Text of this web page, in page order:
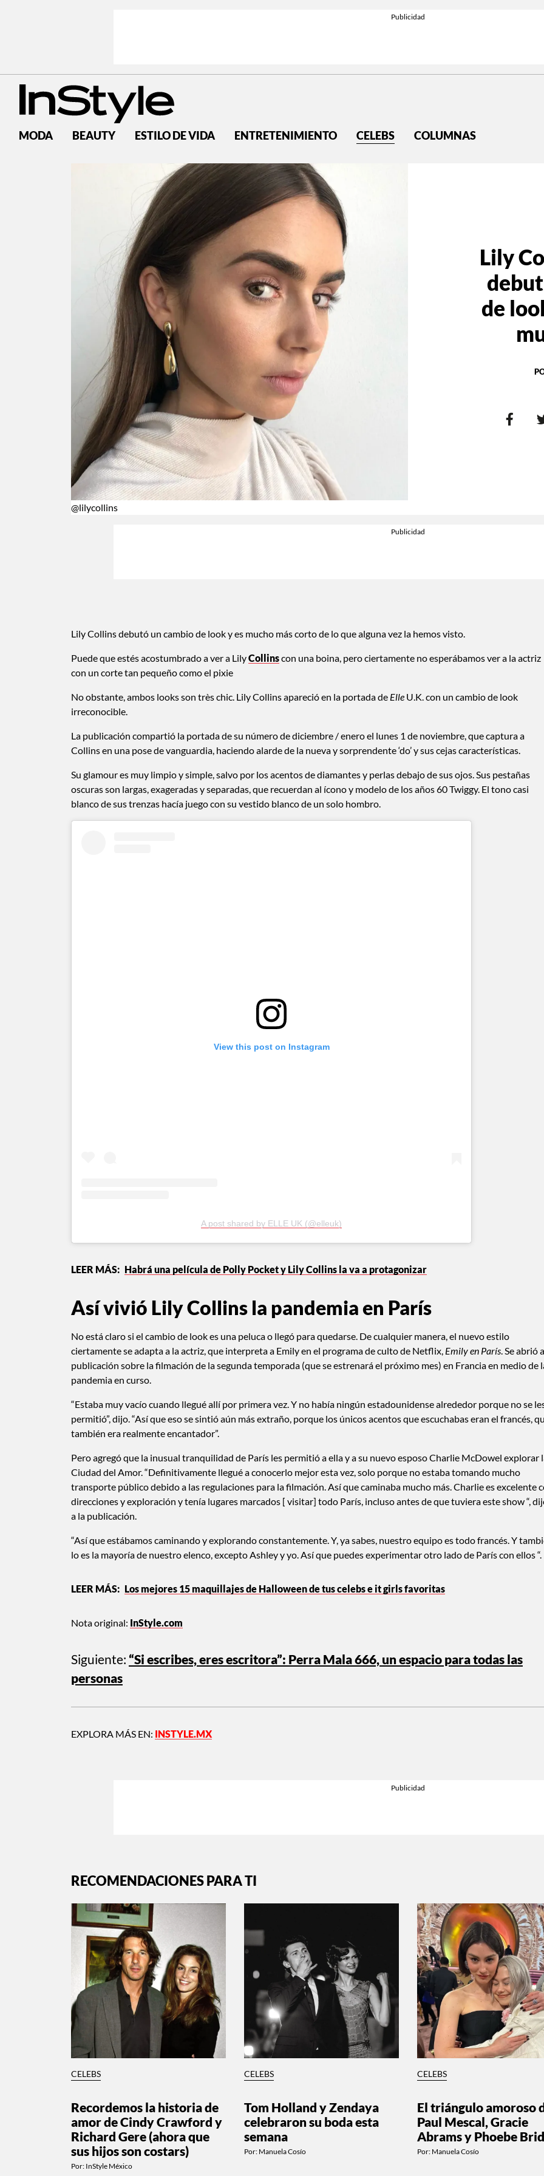
MODA BEAUTY ESTILO DE VIDA ENTRETENIMIENTO CELEBS COLUMNAS
@lilycollins
Lily
de
Lily Collins debutó un cambio de look y es mucho más corto de lo que alguna vez la hemos visto.
Puede que estés acostumbrado a ver a LilyCollinscon una boina, pero ciertamente no esperábamos ver a la actriz
con un corte tan pequeño como el pixie
No obstante, ambos looks son très chic. Lily Collins apareció en la portada de Elle U.K. con un cambio de look
irreconocible.
La publicación compartió la portada de su número de diciembre / enero el lunes 1 de noviembre, que captura a
Collins en una pose de vanguardia, haciendo alarde de la nueva y sorprendente ‘do’ y sus cejas características.
Su glamour es muy limpio y simple, salvo por los acentos de diamantes y perlas debajo de sus ojos. Sus pestañas
oscuras son largas, exageradas y separadas, que recuerdan al ícono y modelo de los años 60 Twiggy. El tono casi
blanco de sus trenzas hacía juego con su vestido blanco de un solo hombro.
View this post on Instagram
A post shared by ELLE UK (@elleuk)
Habrá una película de Polly Pocket y Lily Collins la va a protagonizar
Así vivió Lily Collins la pandemia en París
No está claro si el cambio de look es una peluca o llegó para quedarse. De cualquier manera, el nuevo estilo
ciertamente se adapta a la actriz, que interpreta a Emily en el programa de culto de Netflix, Emily en París. Se abrió
publicación sobre la filmación de la segunda temporada (que se estrenará el próximo mes) en Francia en medio de
pandemia en curso.
“Estaba muy vacío cuando llegué allí por primera vez. Y no había ningún estadounidense alrededor porque no se
permitió”, dijo. “Así que eso se sintió aún más extraño, porque los únicos acentos que escuchabas eran el francés,
también era realmente encantador”.
Pero agregó que la inusual tranquilidad de París les permitió a ella y a su nuevo esposo Charlie McDowel explorar
Ciudad del Amor. “Definitivamente llegué a conocerlo mejor esta vez, solo porque no estaba tomando mucho
transporte público debido a las regulaciones para la filmación. Así que caminaba mucho más. Charlie es excelente
direcciones y exploración y tenía lugares marcados [ visitar] todo París, incluso antes de que tuviera este show “,
a la publicación.
“Así que estábamos caminando y explorando constantemente. Y, ya sabes, nuestro equipo es todo francés. Y
lo es la mayoría de nuestro elenco, excepto Ashley y yo. Así que puedes experimentar otro lado de París con ellos “.
Los mejores 15 maquillajes de Halloween de tus celebs e it girls favoritas
Nota original: InStyle.com
Siguiente: “Si escribes, eres escritora”: Perra Mala 666, un espacio para todas las
personas
EXPLORA MÁS EN: INSTYLE.MX
RECOMENDACIONES PARA TI
CELEBS
Recordemos la historia de
amor de Cindy Crawford y
Richard Gere (ahora que
sus hijos son costars)
Por: InStyle México
CELEBS
Tom Holland y Zendaya
celebraron su boda esta
semana
Por: Manuela Cosío
CELEBS
El triángulo amoroso
Paul Mescal, Gracie
Abrams y Phoebe
Por: Manuela Cosío